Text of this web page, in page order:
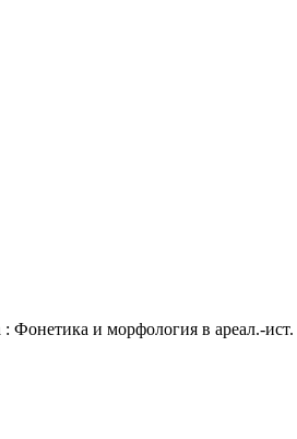
: Фонетика и морфология в ареал.-